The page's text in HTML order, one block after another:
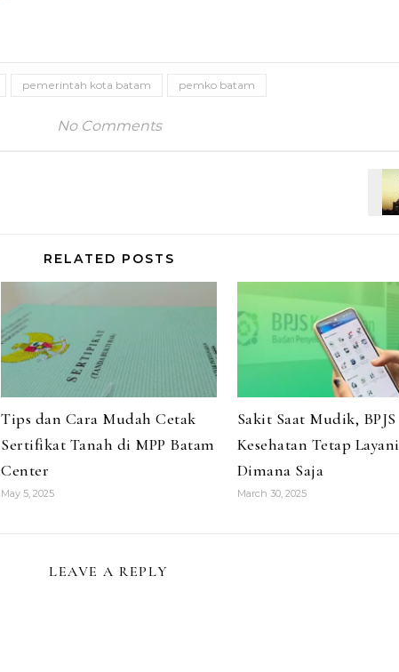
pemerintah kota batam pemko batam
No Comments
RELATED POSTS
Tips dan Cara Mudah Cetak
Sertifikat Tanah di MPP Batam
Center
May 5, 2025
Sakit Saat Mudik, BPJS
Kesehatan Tetap Layani
Dimana Saja
March 30, 2025
LEAVE A REPLY